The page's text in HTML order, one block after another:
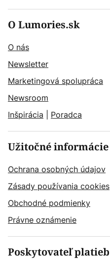
O Lumories.sk
O nás
Newsletter
Marketingová spolupráca
Newsroom
Inšpirácia
Poradca
Užitočné informácie
Ochrana osobných údajov
Zásady používania cookies
Obchodné podmienky
Právne oznámenie
Poskytovateľ platieb